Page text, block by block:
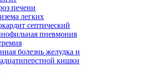
печени
легких
септический
пневмония
болезнь желудка и
кишки